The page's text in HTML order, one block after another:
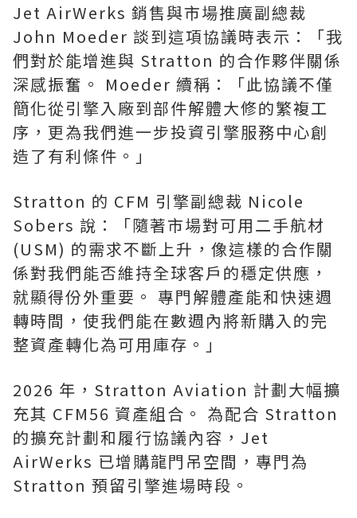
Jet AirWerks 銷售與市場推廣副總裁
John Moeder 談到這項協議時表示：「我
們對於能增進與 Stratton 的合作夥伴關係
深感振奮。 Moeder 續稱：「此協議不僅
簡化從引擎入廠到部件解體大修的繁複工
序，更為我們進一步投資引擎服務中心創
造了有利條件。」
Stratton 的 CFM 引擎副總裁 Nicole
Sobers 說：「隨著市場對可用二手航材
(USM) 的需求不斷上升，像這樣的合作關
係對我們能否維持全球客戶的穩定供應，
就顯得份外重要。 專門解體產能和快速週
轉時間，使我們能在數週內將新購入的完
整資產轉化為可用庫存。」
2026 年，Stratton Aviation 計劃大幅擴
充其 CFM56 資產組合。 為配合 Stratton
的擴充計劃和履行協議內容，Jet
AirWerks 已增購龍門吊空間，專門為
Stratton 預留引擎進場時段。